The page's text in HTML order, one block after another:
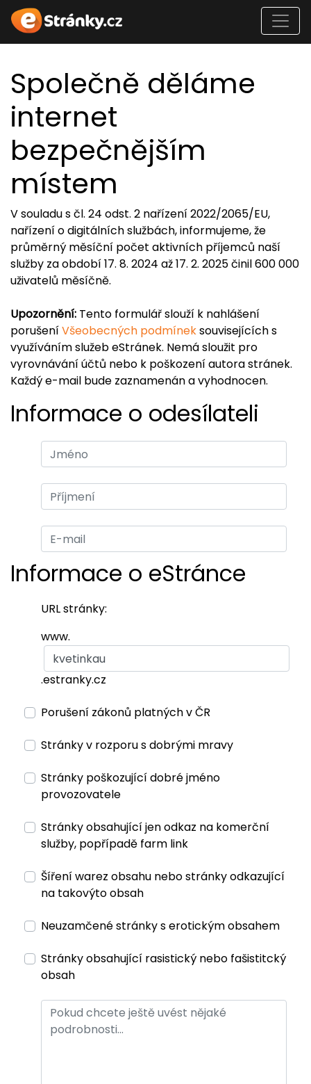
Společně děláme
internet
bezpečnějším
místem
V souladu s čl. 24 odst. 2 nařízení 2022/2065/EU,
nařízení o digitálních službách, informujeme, že
průměrný měsíční počet aktivních příjemců naší
služby za období 17. 8. 2024 až 17. 2. 2025 činil 600 000
uživatelů měsíčně.
Upozornění: Tento formulář slouží k nahlášení
porušeníVšeobecných podmíneksouvisejících s
využíváním služeb eStránek. Nemá sloužit pro
vyrovnávání účtů nebo k poškození autora stránek.
Každý e-mail bude zaznamenán a vyhodnocen.
Informace o odesílateli
Informace o eStránce
URL stránky:
www.
.estranky.cz
Porušení zákonů platných v ČR
Stránky v rozporu s dobrými mravy
Stránky poškozující dobré jméno
provozovatele
Stránky obsahující jen odkaz na komerční
služby, popřípadě farm link
Šíření warez obsahu nebo stránky odkazující
na takovýto obsah
Neuzamčené stránky s erotickým obsahem
Stránky obsahující rasistický nebo fašistitcký
obsah